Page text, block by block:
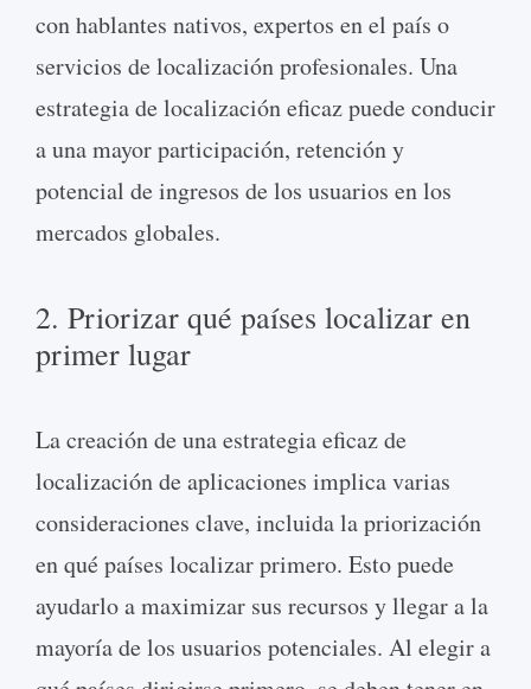
con hablantes nativos, expertos en el país o
servicios de localización profesionales. Una
estrategia de localización eficaz puede conducir
a una mayor participación, retención y
potencial de ingresos de los usuarios en los
mercados globales.
2. Priorizar qué países localizar en
primer lugar
La creación de una estrategia eficaz de
localización de aplicaciones implica varias
consideraciones clave, incluida la priorización
en qué países localizar primero. Esto puede
ayudarlo a maximizar sus recursos y llegar a la
mayoría de los usuarios potenciales. Al elegir a